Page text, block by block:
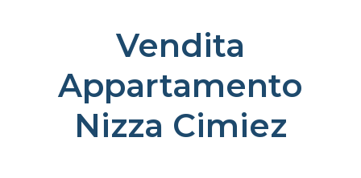
Vendita
Appartamento
Nizza Cimiez